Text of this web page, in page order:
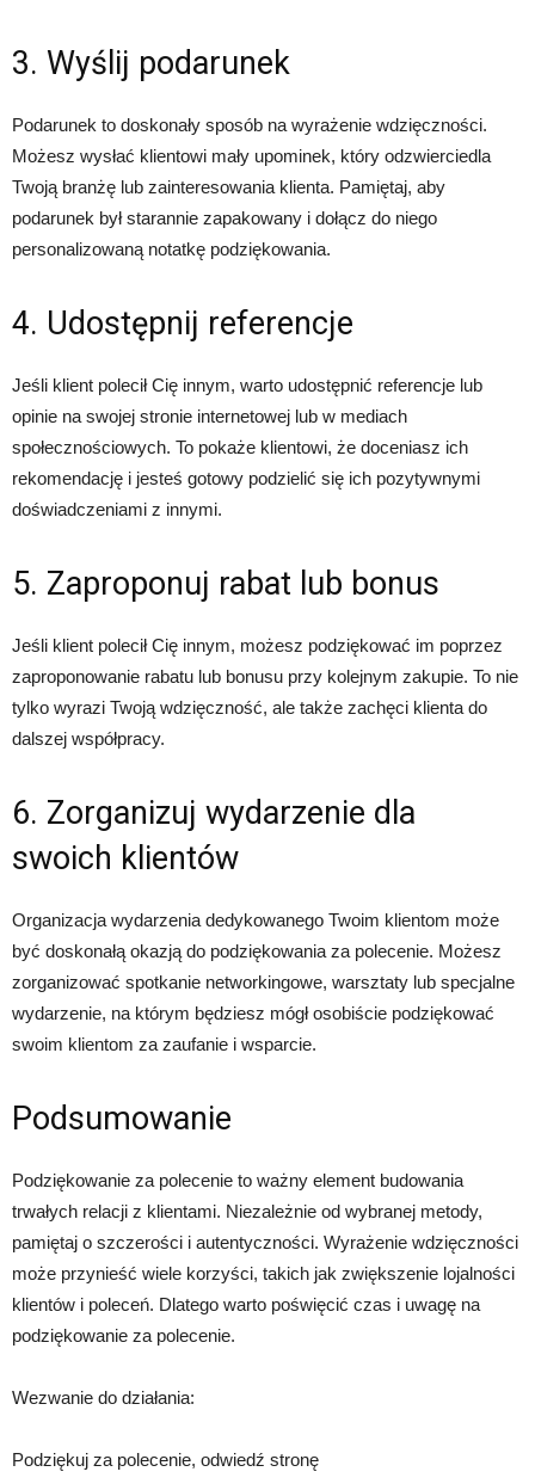
3. Wyślij podarunek
Podarunek to doskonały sposób na wyrażenie wdzięczności.
Możesz wysłać klientowi mały upominek, który odzwierciedla
Twoją branżę lub zainteresowania klienta. Pamiętaj, aby
podarunek był starannie zapakowany i dołącz do niego
personalizowaną notatkę podziękowania.
4. Udostępnij referencje
Jeśli klient polecił Cię innym, warto udostępnić referencje lub
opinie na swojej stronie internetowej lub w mediach
społecznościowych. To pokaże klientowi, że doceniasz ich
rekomendację i jesteś gotowy podzielić się ich pozytywnymi
doświadczeniami z innymi.
5. Zaproponuj rabat lub bonus
Jeśli klient polecił Cię innym, możesz podziękować im poprzez
zaproponowanie rabatu lub bonusu przy kolejnym zakupie. To nie
tylko wyrazi Twoją wdzięczność, ale także zachęci klienta do
dalszej współpracy.
6. Zorganizuj wydarzenie dla
swoich klientów
Organizacja wydarzenia dedykowanego Twoim klientom może
być doskonałą okazją do podziękowania za polecenie. Możesz
zorganizować spotkanie networkingowe, warsztaty lub specjalne
wydarzenie, na którym będziesz mógł osobiście podziękować
swoim klientom za zaufanie i wsparcie.
Podsumowanie
Podziękowanie za polecenie to ważny element budowania
trwałych relacji z klientami. Niezależnie od wybranej metody,
pamiętaj o szczerości i autentyczności. Wyrażenie wdzięczności
może przynieść wiele korzyści, takich jak zwiększenie lojalności
klientów i poleceń. Dlatego warto poświęcić czas i uwagę na
podziękowanie za polecenie.
Wezwanie do działania:
Podziękuj za polecenie, odwiedź stronę